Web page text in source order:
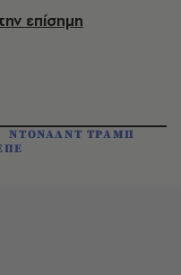
επίσημη
ΝΤΟΝΑΛΝΤ ΤΡΑΜΠ